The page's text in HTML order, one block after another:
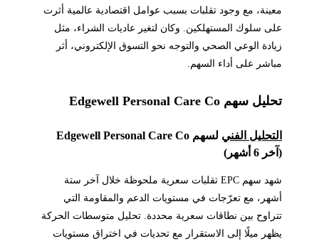
معينة، مع وجود تقلبات بسبب عوامل اقتصادية عالمية أثرت
على سلوك المستهلكين. وكان لتغير عاديات الشراء، مثل
زيادة الوعي الصحي والتوجه نحو التسوق الإلكتروني، أثر
مباشر على أداء السهم.
تحليل سهم Edgewell Personal Care Co
التحليل الفني
لسهم Edgewell Personal Care Co
(آخر 6 أشهر)
شهد سهم EPC تقلبات سعرية ملحوظة خلال آخر ستة
أشهر، مع تعرّجات في مستويات الدعم والمقاومة التي
تتراوح بين نطاقات سعرية محددة. تحليل متوسطات الحركة
يظهر ميلًا إلى الاستقرار مع تحديات في اختراق مستويات